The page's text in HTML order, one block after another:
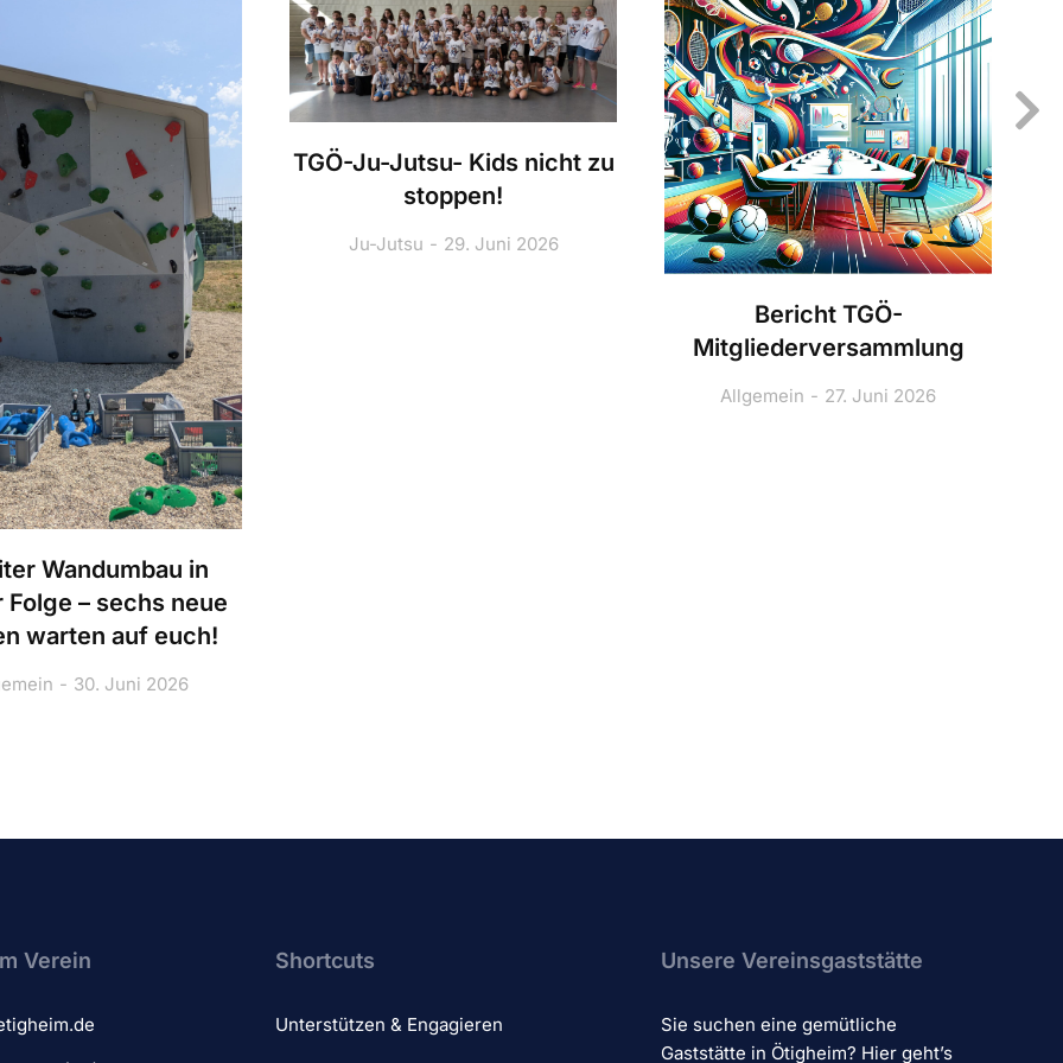
Wandumbau in
Folge – sechs neue
warten auf euch!
30. Juni 2026
TGÖ-Ju-Jutsu- Kids nicht zu
stoppen!
Ju-Jutsu 29. Juni 2026
Bericht TGÖ-
Mitgliederversammlung
Allgemein 27. Juni 2026
Verein​ Shortcuts
Unterstützen & Engagieren
Unsere Vereinsgaststätte
Sie suchen eine gemütliche
Gaststätte in Ötigheim? Hier geht’s